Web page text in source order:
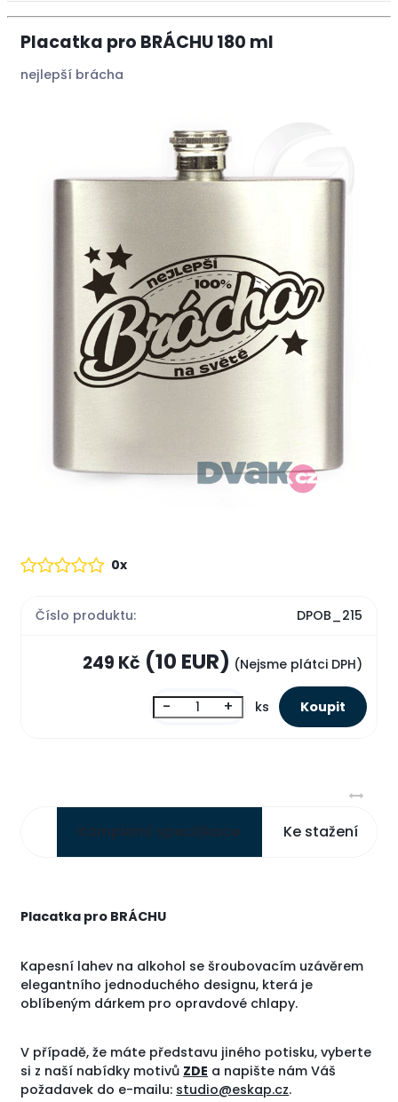
Placatka pro BRÁCHU 180 ml
nejlepší brácha
0x
Číslo produktu: DPOB_215
249 Kč (10 EUR) (Nejsme plátci DPH)
- + ks
Kompletní specifikace Ke stažení
Placatka pro BRÁCHU
Kapesní lahev na alkohol se šroubovacím uzávěrem
elegantního jednoduchého designu, která je
oblíbeným dárkem pro opravdové chlapy.
V případě, že máte představu jiného potisku, vyberte
si z naší nabídky motivů ZDE a napište nám Váš
požadavek do e-mailu: studio@eskap.cz.